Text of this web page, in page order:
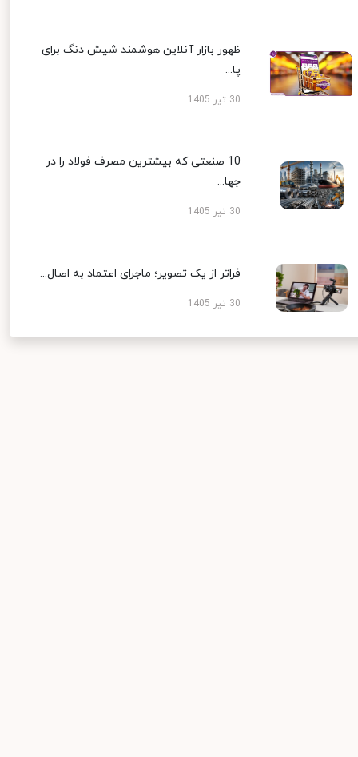
ظهور بازار آنلاین هوشمند شیش دنگ برای
پا...
30 تیر 1405
10 صنعتی که بیشترین مصرف فولاد را در
جها...
30 تیر 1405
فراتر از یک تصویر؛ ماجرای اعتماد به اصال...
30 تیر 1405